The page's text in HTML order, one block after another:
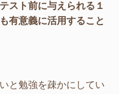
スト前に与えられる１
有意義に活用すること
と勉強を疎かにしてい